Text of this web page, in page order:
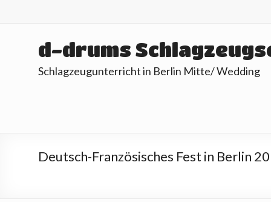
d-drums
Schlagzeugunterricht in Berlin Mitte/ Wedding
Deutsch-Französisches Fest in Berlin